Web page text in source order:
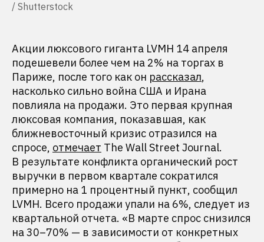
/ Shutterstock
Акции люксового гиганта LVMH 14 апреля
подешевели более чем на 2% на торгах в
Париже, после того как он рассказал,
насколько сильно война США и Ирана
повлияла на продажи. Это первая крупная
люксовая компания, показавшая, как
ближневосточный кризис отразился на
спросе, отмечает The Wall Street Journal.
В результате конфликта органический рост
выручки в первом квартале сократился
примерно на 1 процентный пункт, сообщил
LVMH. Всего продажи упали на 6%, следует из
квартальной отчета. «В марте спрос снизился
на 30–70% — в зависимости от конкретных